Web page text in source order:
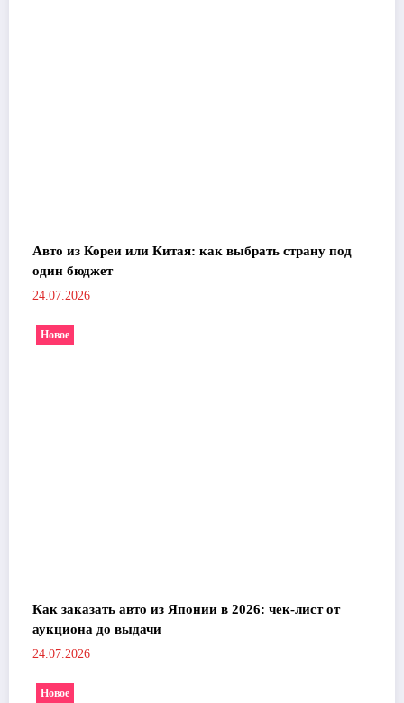
Авто из Кореи или Китая: как выбрать страну под
один бюджет
24.07.2026
Новое
Как заказать авто из Японии в 2026: чек-лист от
аукциона до выдачи
24.07.2026
Новое